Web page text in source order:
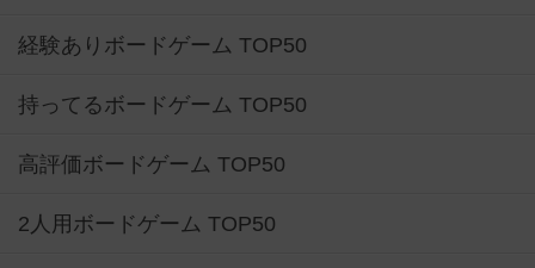
経験ありボードゲーム TOP50
持ってるボードゲーム TOP50
高評価ボードゲーム TOP50
2人用ボードゲーム TOP50